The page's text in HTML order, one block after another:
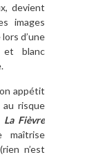
devient
images
d’une
blanc
appétit
au risque
La Fièvre
n’est